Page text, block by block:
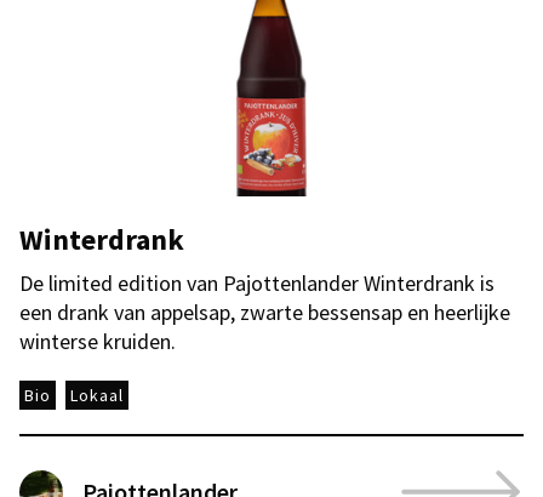
Winterdrank
De limited edition van Pajottenlander Winterdrank is
een drank van appelsap, zwarte bessensap en heerlijke
winterse kruiden.
Bio Lokaal